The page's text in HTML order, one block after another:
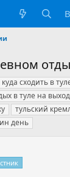
куда сходить в
в туле на
тульский
день